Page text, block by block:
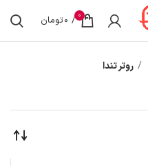
0
/
0تومان
روتر تندا